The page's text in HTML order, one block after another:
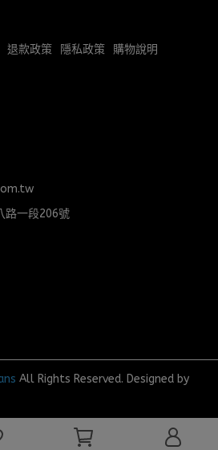
退款政策 隱私政策 購物說明
路一段206號
All Rights Reserved. Designed by